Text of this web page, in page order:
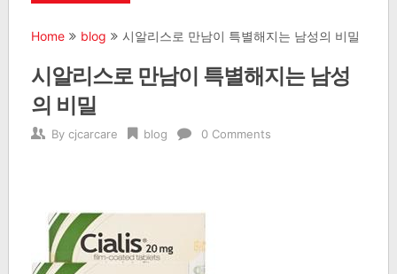
Home blog 시알리스로 만남이 특별해지는 남성의 비밀
시알리스로 만남이 특별해지는 남성
의 비밀
By cjcarcare blog 0 Comments